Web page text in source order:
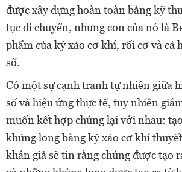
được xây dựng hoàn toàn bằng kỹ
tục di chuyển, nhưng con của nó là
phẩm của kỹ xảo cơ khí, rối cơ và cả
số.
Có một sự cạnh tranh tự nhiên giữa
số và hiệu ứng thực tế, tuy nhiên
muốn kết hợp chúng lại với nhau:
khủng long bằng kỹ xảo cơ khí
khán giả sẽ tin rằng chúng được tạo